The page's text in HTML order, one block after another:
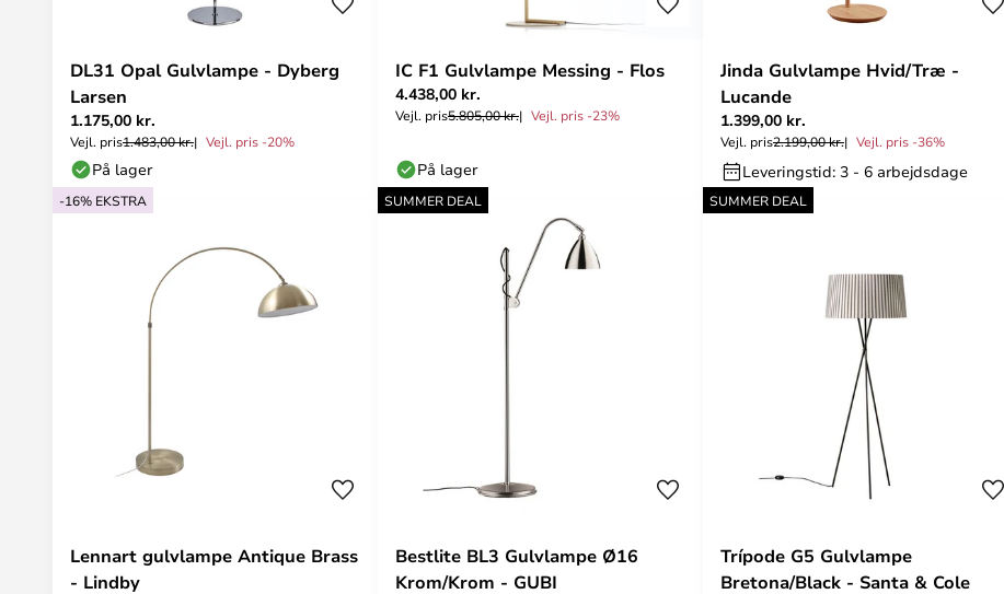
DL31 Opal Gulvlampe - Dyberg
Larsen
1.175,00 kr.
Vejl. pris1.483,00 kr. Vejl. pris -20%
På lager
IC F1 Gulvlampe Messing - Flos
4.438,00 kr.
Vejl. pris5.805,00 kr. Vejl. pris -23%
På lager
Jinda Gulvlampe Hvid/Træ -
Lucande
1.399,00 kr.
Vejl. pris2.199,00 kr. Vejl. pris -36%
Leveringstid: 3 - 6 arbejdsdage
-16% EKSTRA
Lennart gulvlampe Antique Brass
- Lindby
SUMMER DEAL
Bestlite BL3 Gulvlampe Ø16
Krom/Krom - GUBI
SUMMER DEAL
Trípode G5 Gulvlampe
Bretona/Black - Santa & Cole